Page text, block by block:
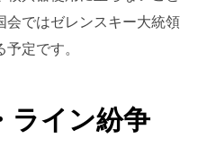
会ではゼレンスキー大統領
定です。
ライン紛争